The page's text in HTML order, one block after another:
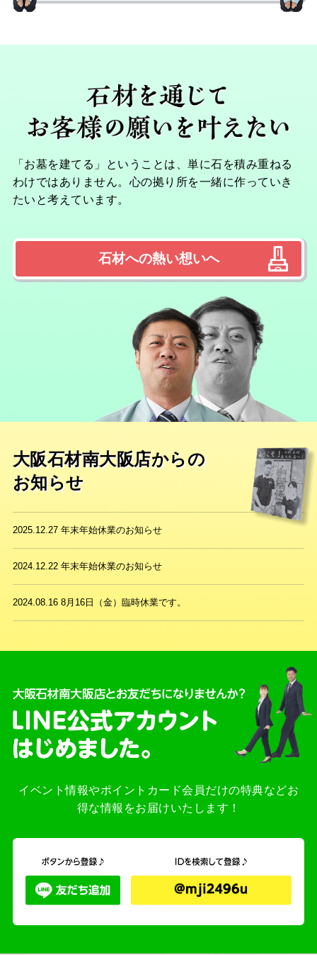
「お墓を建てる」ということは、単に石を積み重ねる
わけではありません。心の拠り所を一緒に作っていき
たいと考えています。
石材への熱い想いへ
大阪石材南大阪店からの
お知らせ
2025.12.27 年末年始休業のお知らせ
2024.12.22 年末年始休業のお知らせ
2024.08.16 8月16日（金）臨時休業です。
イベント情報やポイントカード会員だけの特典などお
得な情報をお届けいたします！